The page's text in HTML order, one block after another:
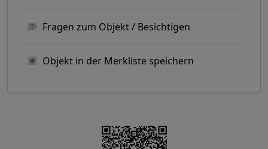
Fragen zum Objekt / Besichtigen
Objekt in der Merkliste speichern